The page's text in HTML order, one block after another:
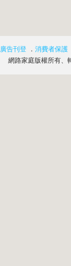
廣告刊登 ． 消費者保護
網路家庭版權所有、